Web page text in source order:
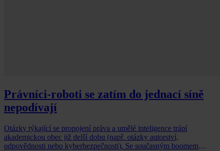
Právníci-roboti se zatím do jednací síně
nepodívají
Otázky týkající se propojení práva a umělé inteligence trápí
akademickou obec již delší dobu (např. otázky autorství,
odpovědnosti nebo kyberbezpečnosti). Se současným boomem